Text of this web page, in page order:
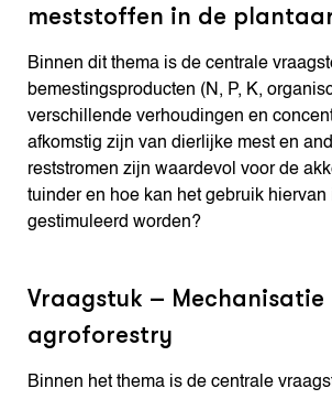
meststoffen in de
Binnen dit thema is de centrale
bemestingsproducten (N, P, K,
verschillende verhoudingen en
afkomstig zijn van dierlijke mest en
reststromen zijn waardevol voor de
tuinder en hoe kan het gebruik hiervan
gestimuleerd worden?
Vraagstuk – Mechanisatie
agroforestry
Binnen het thema is de centrale